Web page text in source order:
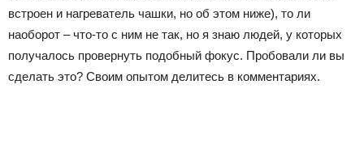
встроен и нагреватель чашки, но об этом ниже), то ли
наоборот – что-то с ним не так, но я знаю людей, у которых
получалось провернуть подобный фокус. Пробовали ли вы
сделать это? Своим опытом делитесь в комментариях.